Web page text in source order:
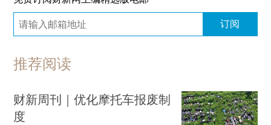
订阅
推荐阅读
财新周刊｜优化摩托车报废制
度